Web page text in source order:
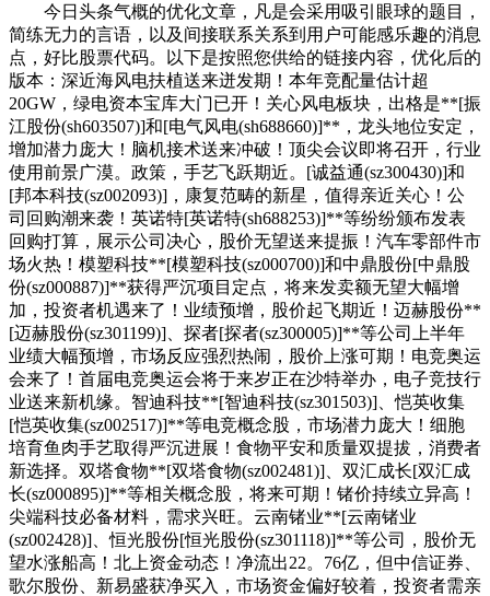
今日头条气概的优化文章，凡是会采用吸引眼球的题目，
简练无力的言语，以及间接联系关系到用户可能感乐趣的消息
点，好比股票代码。以下是按照您供给的链接内容，优化后的
版本：深近海风电扶植送来迸发期！本年竞配量估计超
20GW，绿电资本宝库大门已开！关心风电板块，出格是**[振
江股份(sh603507)]和[电气风电(sh688660)]**，龙头地位安定，
增加潜力庞大！脑机接术送来冲破！顶尖会议即将召开，行业
使用前景广漠。政策，手艺飞跃期近。[诚益通(sz300430)]和
[邦本科技(sz002093)]，康复范畴的新星，值得亲近关心！公
司回购潮来袭！英诺特[英诺特(sh688253)]**等纷纷颁布发表
回购打算，展示公司决心，股价无望送来提振！汽车零部件市
场火热！模塑科技**[模塑科技(sz000700)]和中鼎股份[中鼎股
份(sz000887)]**获得严沉项目定点，将来发卖额无望大幅增
加，投资者机遇来了！业绩预增，股价起飞期近！迈赫股份**
[迈赫股份(sz301199)]、探者[探者(sz300005)]**等公司上半年
业绩大幅预增，市场反应强烈热闹，股价上涨可期！电竞奥运
会来了！首届电竞奥运会将于来岁正在沙特举办，电子竞技行
业送来新机缘。智迪科技**[智迪科技(sz301503)]、恺英收集
[恺英收集(sz002517)]**等电竞概念股，市场潜力庞大！细胞
培育鱼肉手艺取得严沉进展！食物平安和质量双提拔，消费者
新选择。双塔食物**[双塔食物(sz002481)]、双汇成长[双汇成
长(sz000895)]**等相关概念股，将来可期！锗价持续立异高！
尖端科技必备材料，需求兴旺。云南锗业**[云南锗业
(sz002428)]、恒光股份[恒光股份(sz301118)]**等公司，股价无
望水涨船高！北上资金动态！净流出22。76亿，但中信证券、
歌尔股份、新易盛获净买入，市场资金偏好较着，投资者需亲